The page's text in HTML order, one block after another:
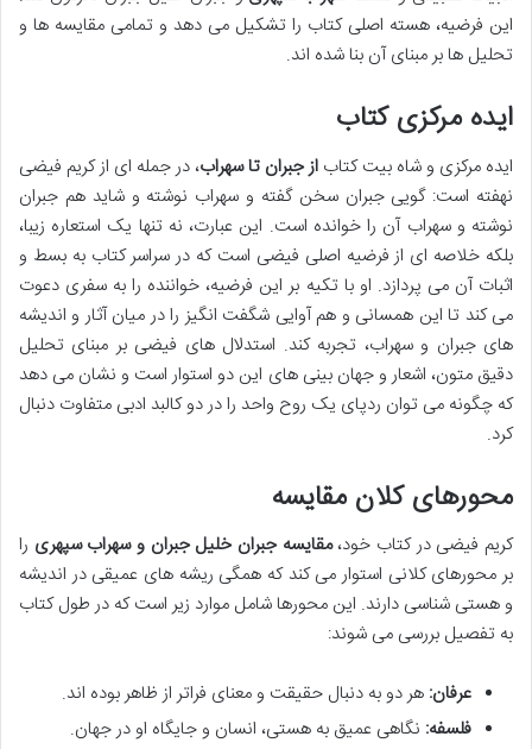
این فرضیه، هسته اصلی کتاب را تشکیل می دهد و تمامی مقایسه ها و
تحلیل ها بر مبنای آن بنا شده اند.
ایده مرکزی کتاب
ایده مرکزی و شاه بیت کتاب از جبران تا سهراب، در جمله ای از کریم فیضی
نهفته است: گویی جبران سخن گفته و سهراب نوشته و شاید هم جبران
نوشته و سهراب آن را خوانده است. این عبارت، نه تنها یک استعاره زیبا،
بلکه خلاصه ای از فرضیه اصلی فیضی است که در سراسر کتاب به بسط و
اثبات آن می پردازد. او با تکیه بر این فرضیه، خواننده را به سفری دعوت
می کند تا این همسانی و هم آوایی شگفت انگیز را در میان آثار و اندیشه
های جبران و سهراب، تجربه کند. استدلال های فیضی بر مبنای تحلیل
دقیق متون، اشعار و جهان بینی های این دو استوار است و نشان می دهد
که چگونه می توان ردپای یک روح واحد را در دو کالبد ادبی متفاوت دنبال
کرد.
محورهای کلان مقایسه
کریم فیضی در کتاب خود،مقایسه جبران خلیل جبران و سهراب سپهری را
بر محورهای کلانی استوار می کند که همگی ریشه های عمیقی در اندیشه
و هستی شناسی دارند. این محورها شامل موارد زیر است که در طول کتاب
به تفصیل بررسی می شوند:
عرفان: هر دو به دنبال حقیقت و معنای فراتر از ظاهر بوده اند.
فلسفه: نگاهی عمیق به هستی، انسان و جایگاه او در جهان.